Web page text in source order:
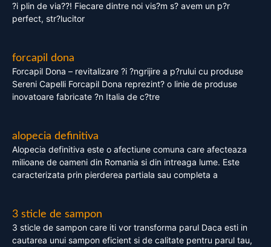
?i plin de via??! Fiecare dintre noi vis?m s? avem un p?r
perfect, str?lucitor
forcapil dona
Forcapil Dona – revitalizare ?i ?ngrijire a p?rului cu produse
Sereni Capelli Forcapil Dona reprezint? o linie de produse
inovatoare fabricate ?n Italia de c?tre
alopecia definitiva
Alopecia definitiva este o afectiune comuna care afecteaza
milioane de oameni din Romania si din intreaga lume. Este
caracterizata prin pierderea partiala sau completa a
3 sticle de sampon
3 sticle de sampon care iti vor transforma parul Daca esti in
cautarea unui sampon eficient si de calitate pentru parul tau,